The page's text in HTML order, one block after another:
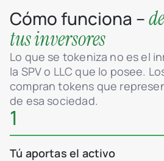
Cómo funciona –
tus inversores
Lo que se tokeniza no es el
la SPV o LLC que lo posee.
compran tokens que
de esa sociedad.
1
Tú aportas el activo